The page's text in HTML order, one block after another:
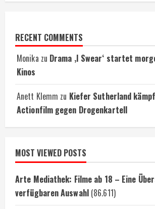
RECENT COMMENTS
Monika zu Drama ‚I Swear‘ startet
Kinos
Anett Klemm zu Kiefer Sutherland
Actionfilm gegen Drogenkartell
MOST VIEWED POSTS
Arte Mediathek: Filme ab 18 – Eine
verfügbaren Auswahl (86.611)